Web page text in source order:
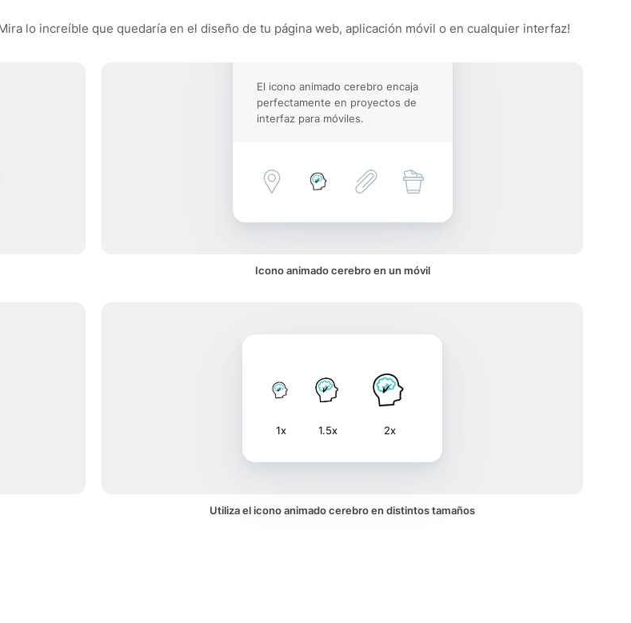
lo increíble que quedaría en el diseño de tu página web, aplicación móvil o en cualquier interfaz!
El icono animado cerebro encaja
perfectamente en proyectos de
interfaz para móviles.
Icono animado cerebro en un móvil
1x 1.5x 2x
Utiliza el icono animado cerebro en distintos tamaños